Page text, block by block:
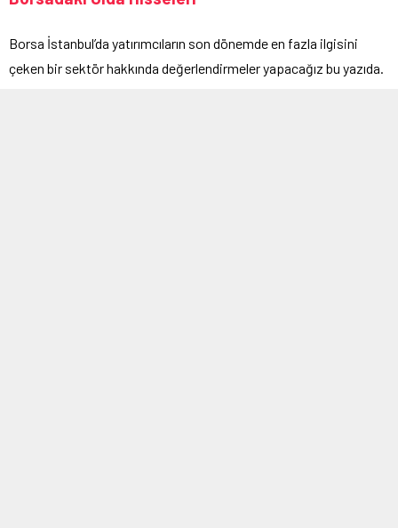
Borsa İstanbul’da yatırımcıların son dönemde en fazla ilgisini
çeken bir sektör hakkında değerlendirmeler yapacağız bu yazıda.